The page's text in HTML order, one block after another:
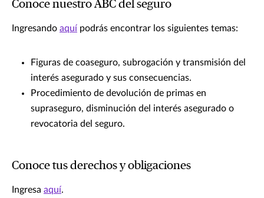
Conoce nuestro ABC del seguro
Ingresando aquí podrás encontrar los siguientes temas:
Figuras de coaseguro, subrogación y transmisión del
interés asegurado y sus consecuencias.
Procedimiento de devolución de primas en
supraseguro, disminución del interés asegurado o
revocatoria del seguro.
Conoce tus derechos y obligaciones
Ingresa aquí.